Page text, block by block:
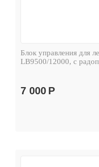
Блок управления для
LB9500/12000, с
7 000 Р